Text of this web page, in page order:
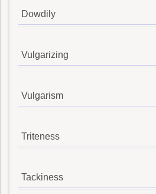
Dowdily
Vulgarizing
Vulgarism
Triteness
Tackiness